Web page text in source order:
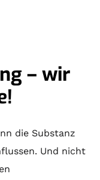
– wir
die Substanz
Und nicht